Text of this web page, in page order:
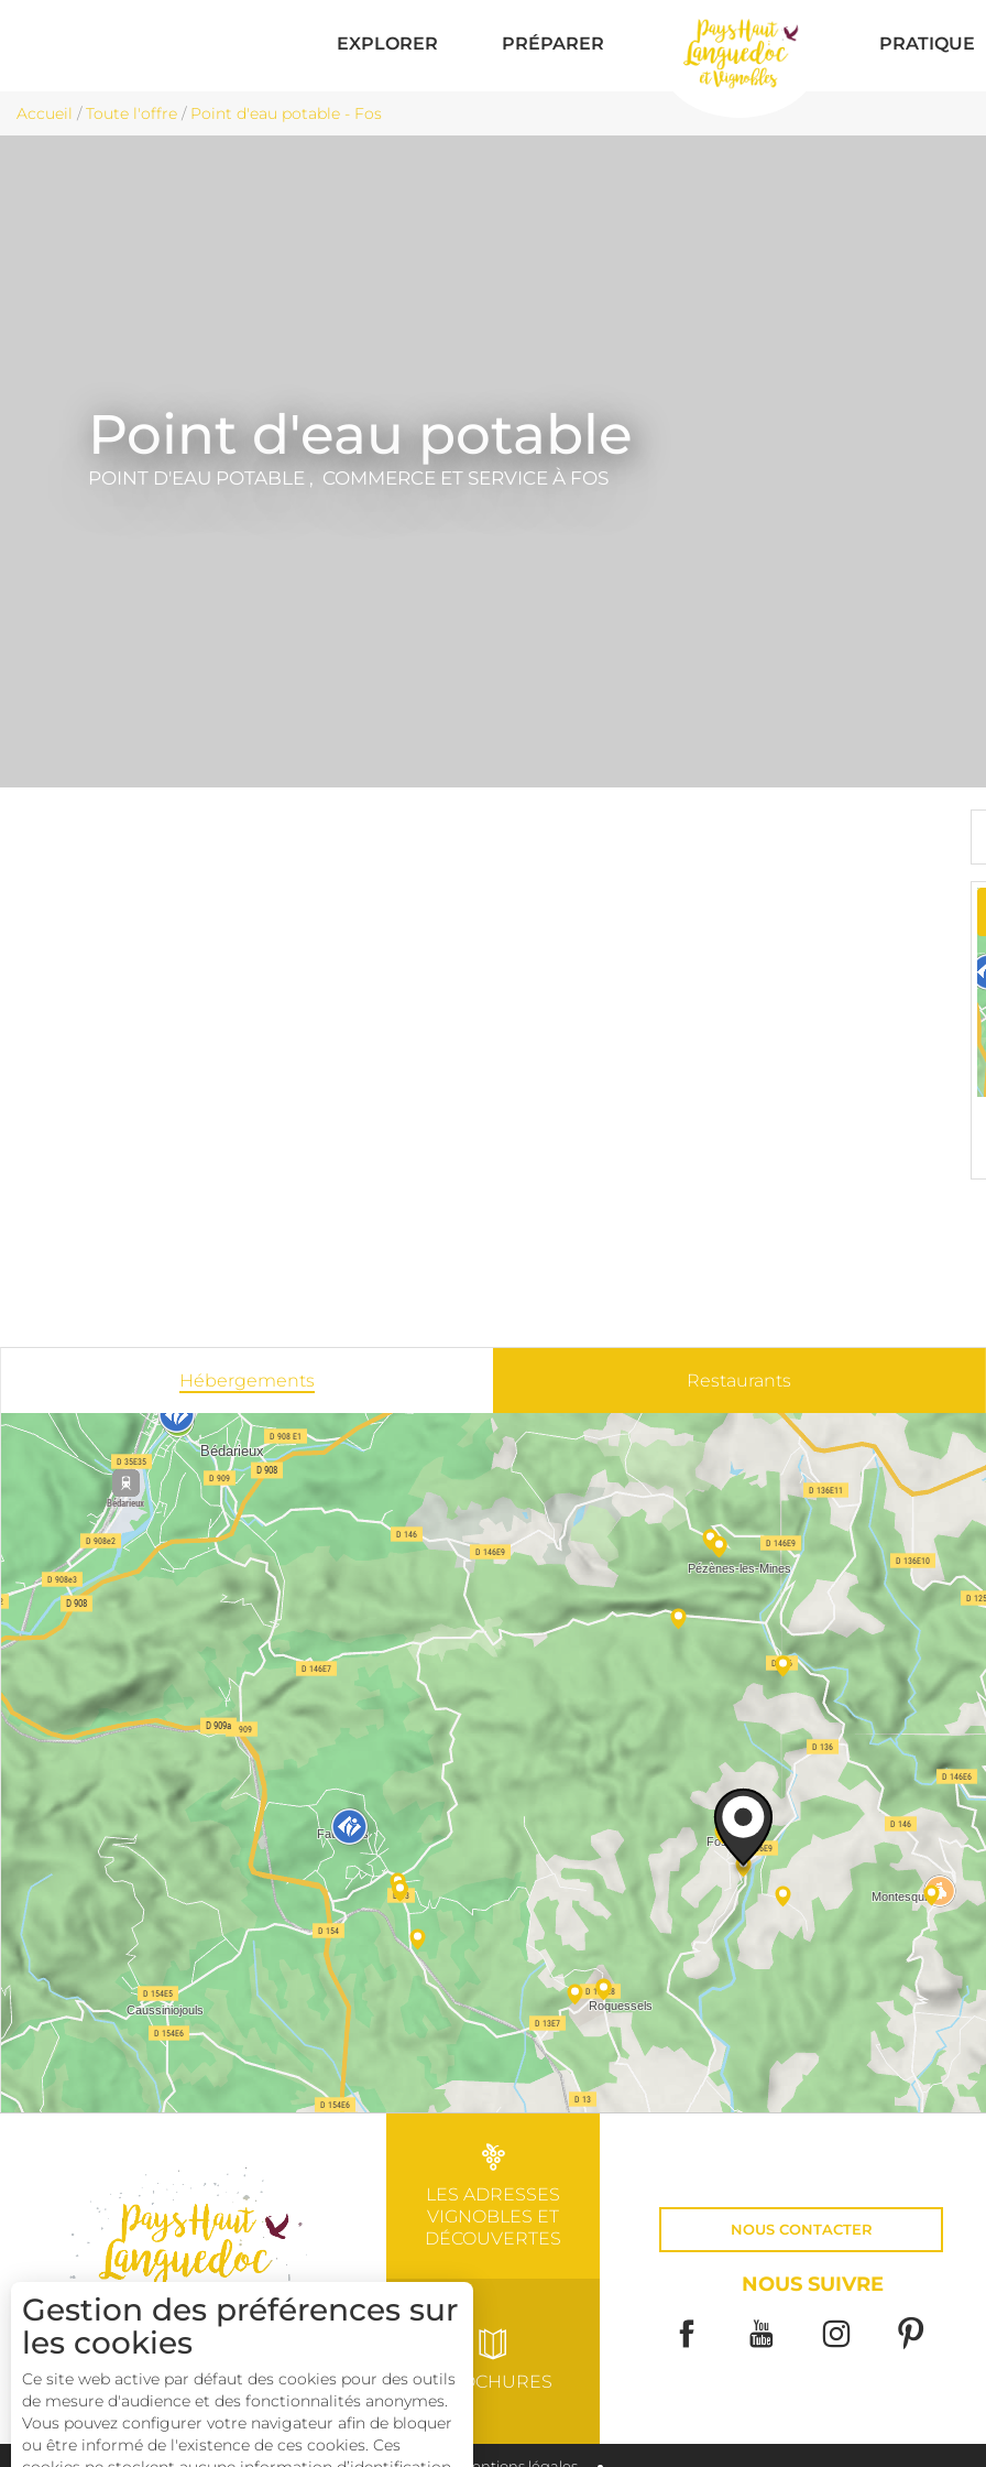
EXPLORER PRÉPARER PRATIQUE
Accueil /Toute l'offre / Point d'eau potable - Fos
Point d'eau potable
POINT D'EAU POTABLE , COMMERCE ET SERVICE À FOS
Hébergements Restaurants
LES ADRESSES
VIGNOBLES ET
DÉCOUVERTES
BROCHURES
NOUS CONTACTER
NOUS SUIVRE
Gestion des préférences sur
les cookies
Ce site web active par défaut des cookies pour des outils
de mesure d'audience et des fonctionnalités anonymes.
Vous pouvez configurer votre navigateur afin de bloquer
ou être informé de l'existence de ces cookies. Ces